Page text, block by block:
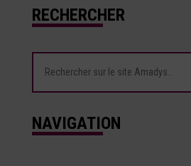
RECHERCHER
NAVIGATION